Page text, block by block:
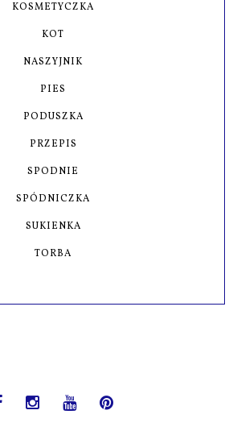
KOSMETYCZKA
KOT
NASZYJNIK
PIES
PODUSZKA
PRZEPIS
SPODNIE
SPÓDNICZKA
SUKIENKA
TORBA